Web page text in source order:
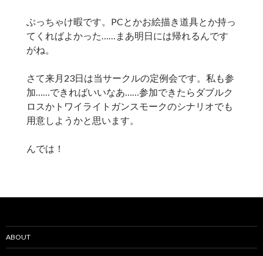
ぶっちゃけ暇です。PCとかお絵描き道具とか持っ
てくればよかった……まあ明日には帰れるんです
がね。
さて来月23日は当サークルの定例会です。私も参
加……できればいいなあ……参加できたらダブルク
ロスかトワイライトガンスモークのシナリオでも
用意しようかと思います。
んでは！
ABOUT